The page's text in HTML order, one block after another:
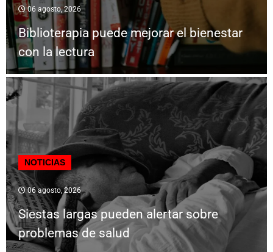
06 agosto, 2026
Biblioterapia puede mejorar el bienestar
con la lectura
NOTICIAS
06 agosto, 2026
Siestas largas pueden alertar sobre
problemas de salud